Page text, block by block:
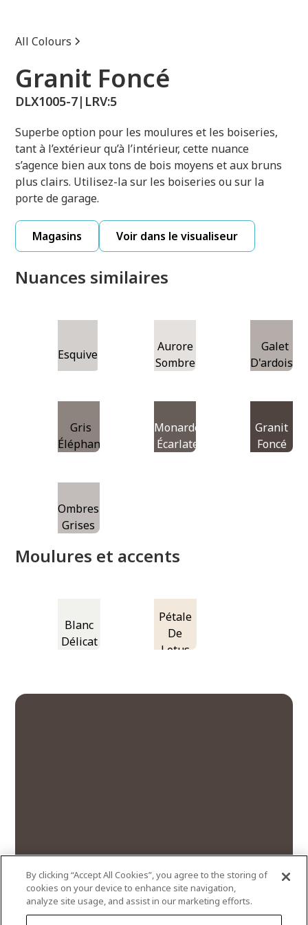
All Colours
Granit Foncé
DLX1005-7| LRV:5
Superbe option pour les moulures et les boiseries,
tant à l’extérieur qu’à l’intérieur, cette nuance
s’agence bien aux tons de bois moyens et aux bruns
plus clairs. Utilisez-la sur les boiseries ou sur la
porte de garage.
Magasins Voir dans le visualiseur
Nuances similaires
Esquive
Aurore
Sombre
Galet
D'ardoise
Gris
Éléphant
Monarde
Écarlate
Granit
Foncé
Ombres
Grises
Moulures et accents
Blanc
Délicat
Pétale
De
Lotus
By clicking “Accept All Cookies”, you agree to the storing of
cookies on your device to enhance site navigation,
analyze site usage, and assist in our marketing efforts.